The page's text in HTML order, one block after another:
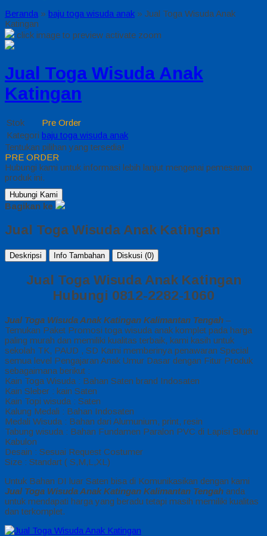
Beranda » baju toga wisuda anak » Jual Toga Wisuda Anak
Katingan
click image to preview activate zoom
Jual Toga Wisuda Anak
Katingan
Stok
Pre Order
Kategori baju toga wisuda anak
Tentukan pilihan yang tersedia!
PRE ORDER
Hubungi kami untuk informasi lebih lanjut mengenai pemesanan
produk ini.
Hubungi Kami
Bagikan ke
Jual Toga Wisuda Anak Katingan
Deskripsi Info Tambahan Diskusi (0)
Jual Toga Wisuda Anak Katingan
Hubungi 0812-2282-1060
Jual Toga Wisuda Anak Katingan Kalimantan Tengah –
Temukan Paket Promosi toga wisuda anak komplet pada harga
paling murah dan memiliki kualitas terbaik, kami kasih untuk
sekolah TK, PAUD , SD Kami memberinya penawaran Special
semua level Pengajaran Anak Umur Dasar dengan Fitur Produk
sebagaimana berikut :
Kain Toga Wisuda : Bahan Saten brand Indosaten
Kain Sleber : kain Saten
Kain Topi wisuda : Saten
Kalung Medali : Bahan Indosaten
Medali Wisuda : Bahan dari Alumunium, print, resin
Tabung wisuda : Bahan Fundamen Paralon PVC di Lapisi Bludru
Kabulon
Desain : Sesuai Request Costumer
Size : Standart ( S,M,L,XL)
Untuk Bahan DI luar Saten bisa di Komunikasikan dengan kami
Jual Toga Wisuda Anak Katingan Kalimantan Tengah anda
untuk mendapati harga yang beradu tetapi masih memiliki kualitas
dan terkomplet.